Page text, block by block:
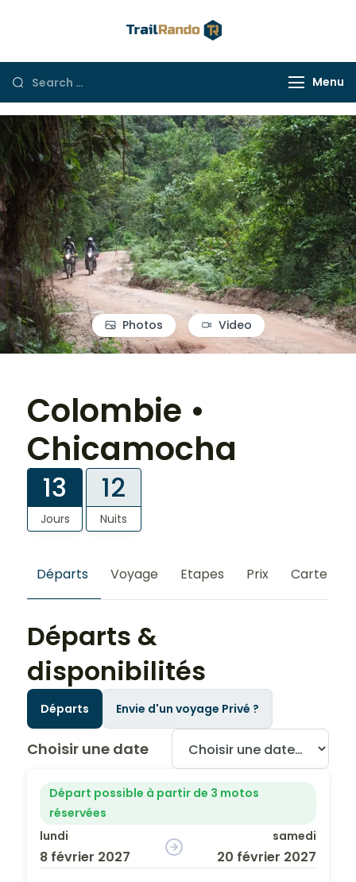
Menu
Photos Video
Colombie •
Chicamocha
13
Jours
12
Nuits
Départs Voyage Etapes Prix Carte
Départs &
disponibilités
Départs Envie d'un voyage Privé ?
Choisir une date
Départ possible à partir de 3 motos
réservées
lundi
8 février 2027
samedi
20 février 2027